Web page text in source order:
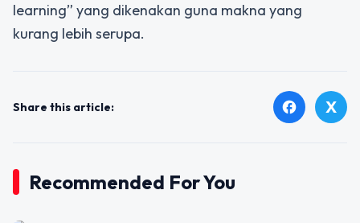
learning” yang dikenakan guna makna yang
kurang lebih serupa.
Share this article: facebook X
Recommended For You